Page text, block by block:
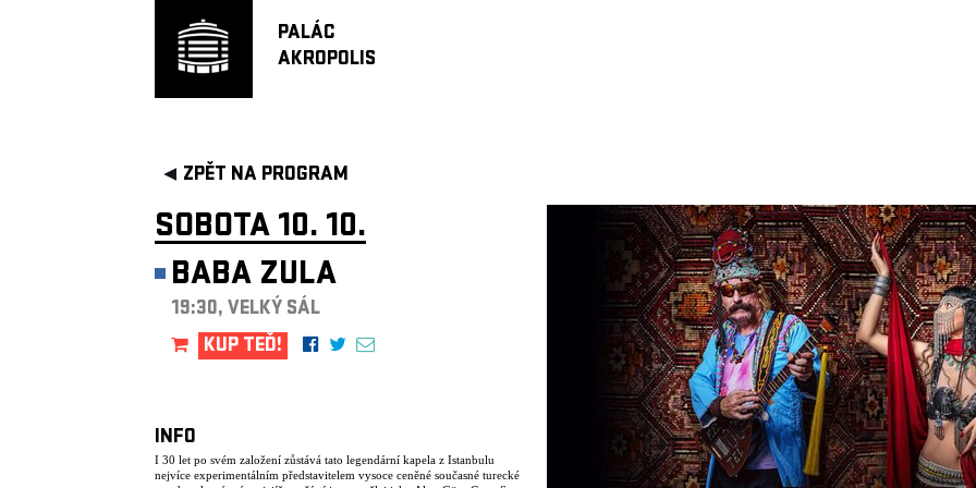
PALÁC
AKROPOLIS
ZPĚT NA PROGRAM
SOBOTA 10. 10.
BABA ZULA
19:30, VELKÝ SÁL
KUP TEĎ!
INFO
I 30 let po svém založení zůstává tato legendární kapela z Istanbulu
nejvíce experimentálním představitelem vysoce ceněné současné turecké